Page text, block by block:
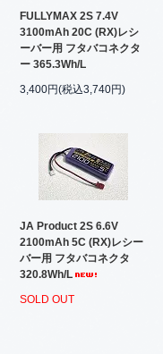
FULLYMAX 2S 7.4V
3100mAh 20C (RX)レシ
ーバー用 フタバコネクタ
ー 365.3Wh/L
3,400円(税込3,740円)
JA Product 2S 6.6V
2100mAh 5C (RX)レシー
バー用 フタバコネクタ
320.8Wh/L
SOLD OUT